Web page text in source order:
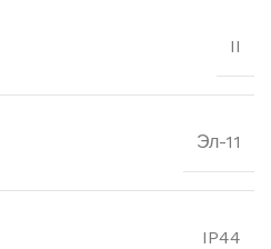
II
Эл-11
IP44